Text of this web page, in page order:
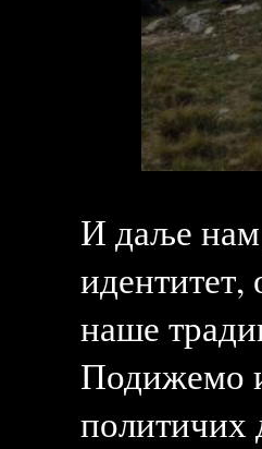
И даље нам
наше
Подижемо
политичих